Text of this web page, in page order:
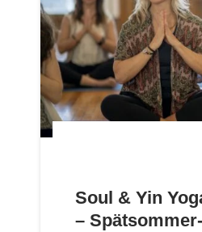
Soul & Yin
– Spätsommer-